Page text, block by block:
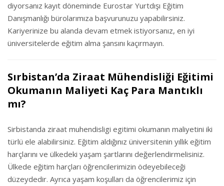
diyorsanız kayıt döneminde Eurostar Yurtdışı Eğitim
Danışmanlığı bürolarımıza başvurunuzu yapabilirsiniz.
Kariyerinize bu alanda devam etmek istiyorsanız, en iyi
üniversitelerde eğitim alma şansını kaçırmayın.
Sırbistan’da Ziraat Mühendisliği Eğitimi
Okumanın Maliyeti Kaç Para Mantıklı
mı?
Sirbistanda ziraat muhendisligi egitimi okumanın maliyetini iki
türlü ele alabilirsiniz. Eğitim aldığınız üniversitenin yıllık eğitim
harçlarını ve ülkedeki yaşam şartlarını değerlendirmelisiniz.
Ülkede eğitim harçları öğrencilerimizin ödeyebileceği
düzeydedir. Ayrıca yaşam koşulları da öğrencilerimiz için